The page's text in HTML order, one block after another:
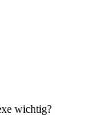
wichtig?